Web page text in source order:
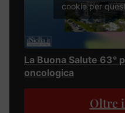
cookie per
La Buona Salute 63°
oncologica
Oltre